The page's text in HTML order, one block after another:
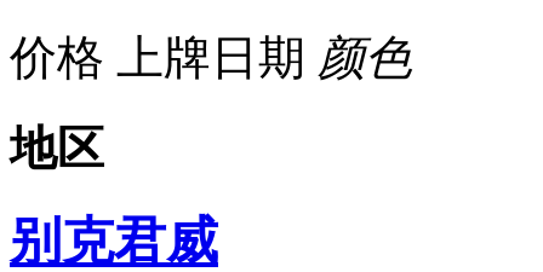
价格 上牌日期 颜色
地区
别克君威